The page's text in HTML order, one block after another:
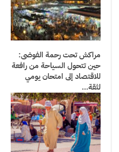
مراكش تحت رحمة الفوضى:
حين تتحول السياحة من رافعة
للاقتصاد إلى امتحان يومي
لثقة…